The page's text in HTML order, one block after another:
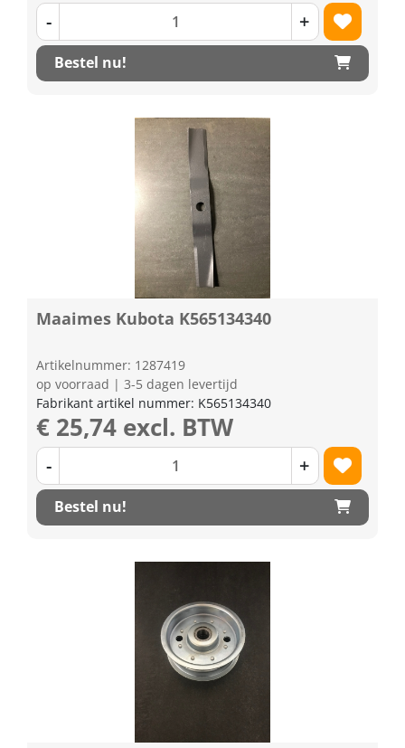
- +
Bestel nu!
Maaimes Kubota K565134340
Artikelnummer: 1287419
op voorraad | 3-5 dagen levertijd
Fabrikant artikel nummer: K565134340
€ 25,74 excl. BTW
- +
Bestel nu!